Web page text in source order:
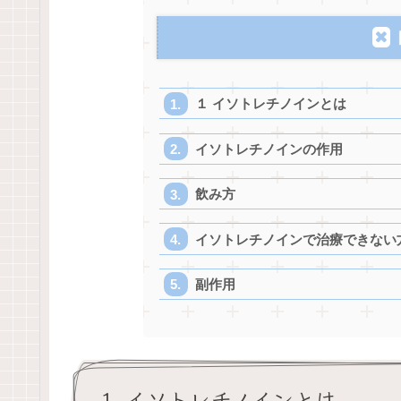
１ イソトレチノインとは
イソトレチノインの作用
飲み方
イソトレチノインで治療できない
副作用